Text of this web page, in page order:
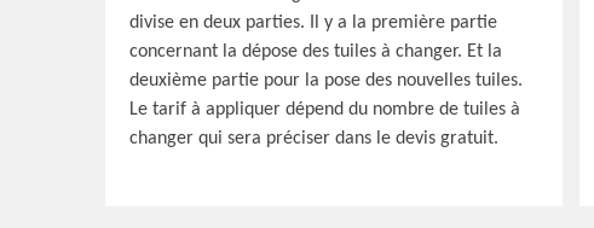
divise en deux parties. Il y a la première partie
concernant la dépose des tuiles à changer. Et la
deuxième partie pour la pose des nouvelles tuiles.
Le tarif à appliquer dépend du nombre de tuiles à
changer qui sera préciser dans le devis gratuit.